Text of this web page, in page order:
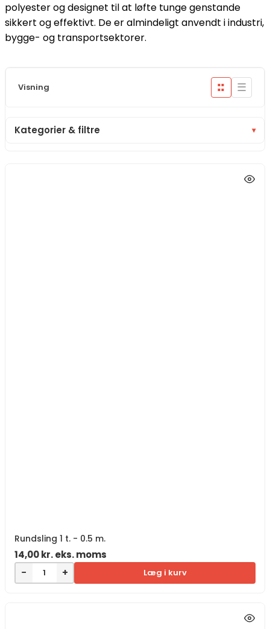
polyester og designet til at løfte tunge genstande
sikkert og effektivt. De er almindeligt anvendt i industri,
bygge- og transportsektorer.
Visning ■■
■■ ☰
Kategorier & filtre ▾
Rundsling 1 t. - 0.5 m.
14,00kr.eks. moms
− + Læg i kurv